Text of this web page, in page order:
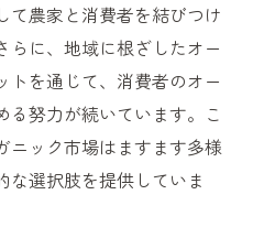
て農家と消費者を結びつけ
らに、地域に根ざしたオー
トを通じて、消費者のオー
る努力が続いています。こ
ニック市場はますます多様
な選択肢を提供していま